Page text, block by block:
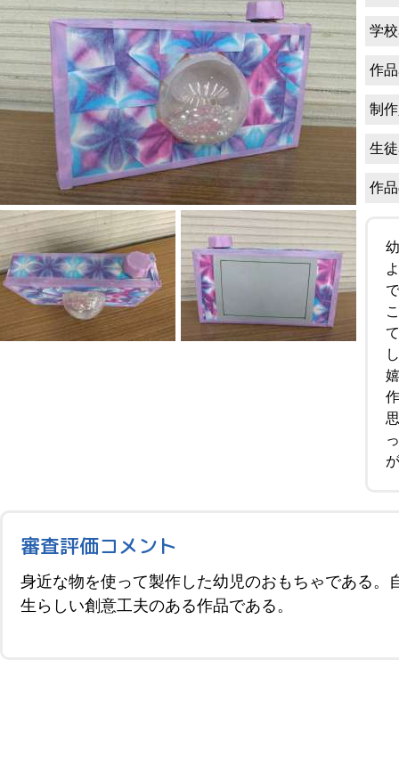
学
作
制
生
作
審査評価コメント
身近な物を使って製作した幼児のおもちゃである
生らしい創意工夫のある作品である。